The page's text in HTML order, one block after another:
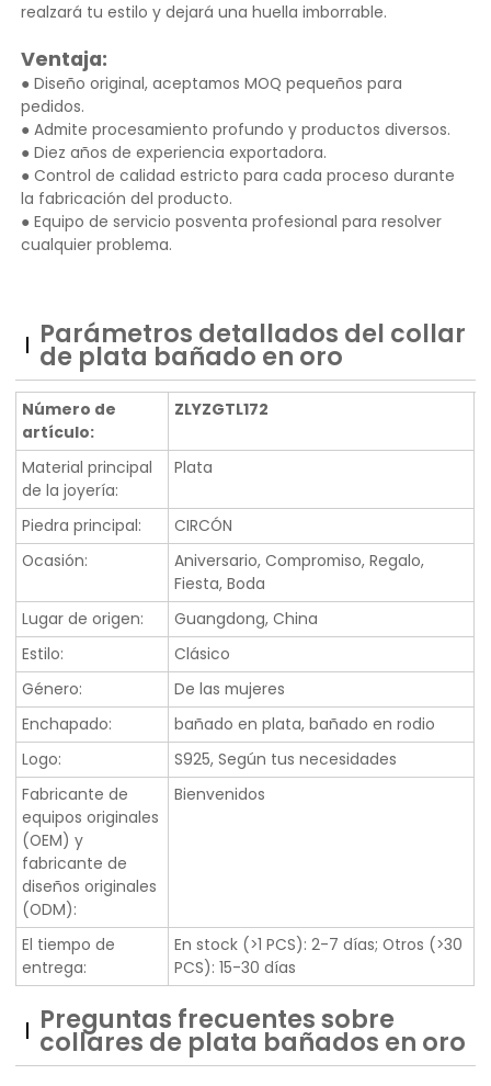
realzará tu estilo y dejará una huella imborrable.
Ventaja:
● Diseño original, aceptamos MOQ pequeños para
pedidos.
● Admite procesamiento profundo y productos diversos.
● Diez años de experiencia exportadora.
● Control de calidad estricto para cada proceso durante
la fabricación del producto.
● Equipo de servicio posventa profesional para resolver
cualquier problema.
Parámetros detallados del collar
de plata bañado en oro
Número de
artículo:
ZLYZGTL172
Material principal
de la joyería:
Plata
Piedra principal:
CIRCÓN
Ocasión:
Aniversario, Compromiso, Regalo,
Fiesta, Boda
Lugar de origen:
Guangdong, China
Estilo:
Clásico
Género:
De las mujeres
Enchapado:
bañado en plata, bañado en rodio
Logo:
S925, Según tus necesidades
Fabricante de
equipos originales
(OEM) y
fabricante de
diseños originales
(ODM):
Bienvenidos
El tiempo de
entrega:
En stock (>1 PCS): 2-7 días; Otros (>30
PCS): 15-30 días
Preguntas frecuentes sobre
collares de plata bañados en oro